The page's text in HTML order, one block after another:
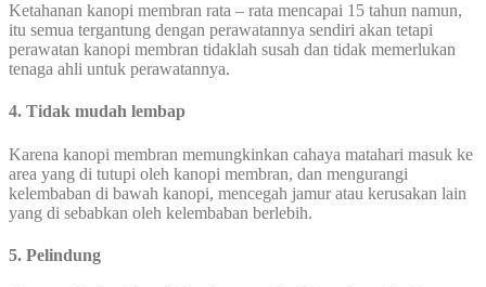
Ketahanan kanopi membran rata – rata mencapai 15 tahun namun,
itu semua tergantung dengan perawatannya sendiri akan tetapi
perawatan kanopi membran tidaklah susah dan tidak memerlukan
tenaga ahli untuk perawatannya.
4. Tidak mudah lembap
Karena kanopi membran memungkinkan cahaya matahari masuk ke
area yang di tutupi oleh kanopi membran, dan mengurangi
kelembaban di bawah kanopi, mencegah jamur atau kerusakan lain
yang di sebabkan oleh kelembaban berlebih.
5. Pelindung